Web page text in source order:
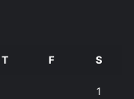
T F S
1